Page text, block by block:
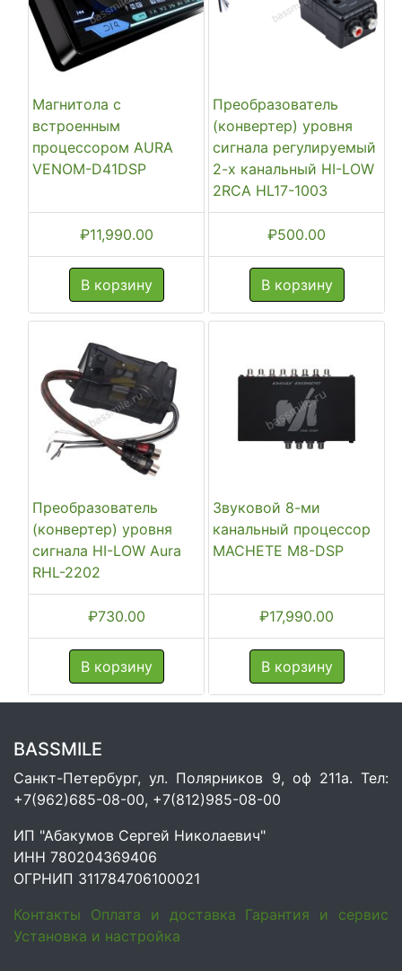
Магнитола с
встроенным
процессором AURA
VENOM-D41DSP
₽11,990.00
В корзину
Преобразователь
(конвертер) уровня
сигнала регулируемый
2-х канальный HI-LOW
2RCA HL17-1003
₽500.00
В корзину
Преобразователь
(конвертер) уровня
сигнала HI-LOW Aura
RHL-2202
₽730.00
В корзину
Звуковой 8-ми
канальный процессор
MACHETE M8-DSP
₽17,990.00
В корзину
BASSMILE
Санкт-Петербург, ул. Полярников 9, оф 211а. Тел:
+7(962)685-08-00, +7(812)985-08-00
ИП "Абакумов Сергей Николаевич"
ИНН 780204369406
ОГРНИП 311784706100021
Контакты
Оплата и доставка Гарантия и сервис
Установка и настройка